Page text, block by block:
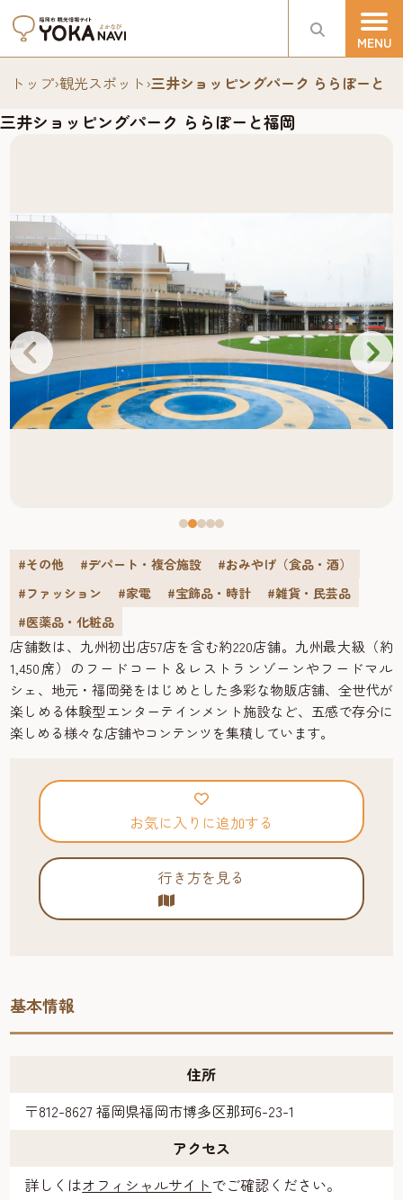
トップ›観光スポット›三井ショッピングパーク ららぽーと
三井ショッピングパーク ららぽーと福岡
#その他 #デパート・複合施設
#おみやげ（食品・酒）
#ファッション
#家電 #宝飾品・時計
#雑貨・民芸品
#医薬品・化粧品
店舗数は、九州初出店57店を含む約220店舗。九州最大級（約
1,450席）のフードコート＆レストランゾーンやフードマル
シェ、地元・福岡発をはじめとした多彩な物販店舗、全世代が
楽しめる体験型エンターテインメント施設など、五感で存分に
楽しめる様々な店舗やコンテンツを集積しています。
お気に入りに追加する
行き方を見る
基本情報
住所
〒812-8627 福岡県福岡市博多区那珂6-23-1
アクセス
詳しくはオフィシャルサイト でご確認ください。